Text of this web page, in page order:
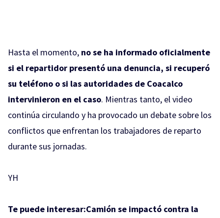
Hasta el momento, no se ha informado oficialmente
si el repartidor presentó una denuncia, si recuperó
su teléfono o si las autoridades de Coacalco
intervinieron en el caso. Mientras tanto, el video
continúa circulando y ha provocado un debate sobre los
conflictos que enfrentan los trabajadores de reparto
durante sus jornadas.
YH
Te puede interesar:Camión se impactó contra la